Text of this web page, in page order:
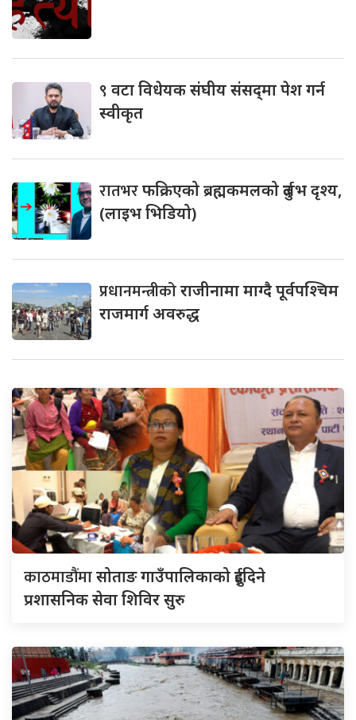
९ वटा विधेयक संघीय संसद्‌मा पेश गर्न
स्वीकृत
रातभरफक्रिएको ब्रह्मकमलको दुर्लभ दृश्य,
(लाइभ भिडियो)
प्रधानमन्त्रीकोराजीनामा माग्दै पूर्वपश्चिम
राजमार्ग अवरुद्ध
काठमाडौंमासोताङ गाउँपालिकाको दुईदिने
प्रशासनिक सेवा शिविर सुरु